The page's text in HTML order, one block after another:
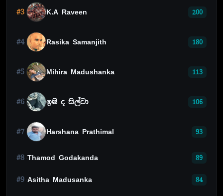
#3 K.A Raveen 200
#4 Rasika Samanjith 180
#5 Mihira Madushanka 113
#6 ඉෂි ද සිල්වා 106
#7 Harshana Prathimal 93
#8 Thamod Godakanda 89
#9 Asitha Madusanka 84